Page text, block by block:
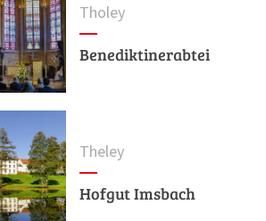
Tholey
Benediktinerabtei
Theley
Hofgut Imsbach